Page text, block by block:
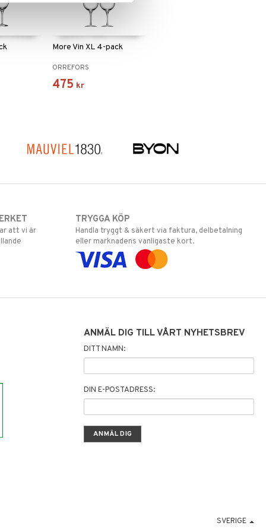
More Vin XL 4-pack
ORREFORS
475 kr
att vi är
TRYGGA KÖP
Handla tryggt & säkert via faktura, delbetalning
eller marknadens vanligaste kort.
ANMÄL DIG TILL VÅRT NYHETSBREV
DITT NAMN:
DIN E-POSTADRESS:
SVERIGE